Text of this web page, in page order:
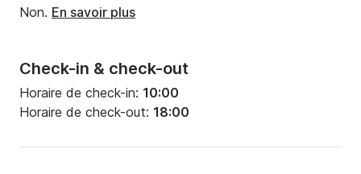
Check-in & check-out
Horaire de check-in: 10:00
Horaire de check-out: 18:00
Non. En savoir plus